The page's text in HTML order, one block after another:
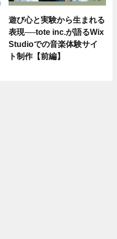
遊び心と実験から生まれる
表現──tote inc.が語るWix
Studioでの音楽体験サイ
ト制作【前編】